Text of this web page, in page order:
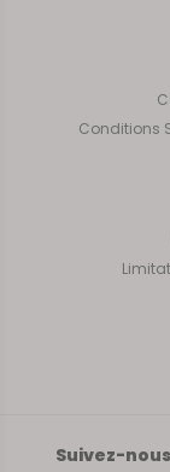
Conditions
Suivez-